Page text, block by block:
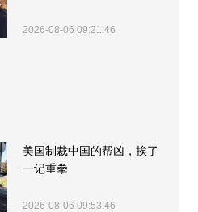
2026-08-06 09:21:46
美国制裁中国的帮凶，挨了
一记重拳
2026-08-06 09:53:46